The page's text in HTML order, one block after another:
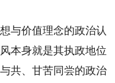
与价值理念的政治认
本身就是其执政地位
共、甘苦同尝的政治